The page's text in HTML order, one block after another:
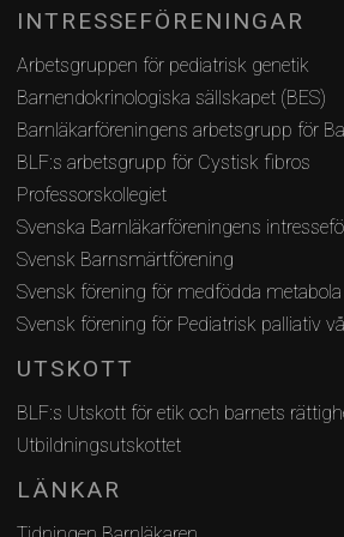
INTRESSEFÖRENINGAR
Arbetsgruppen för pediatrisk genetik
Barnendokrinologiska sällskapet (BES)
Barnläkarföreningens arbetsgrupp för
BLF:s arbetsgrupp för Cystisk fibros
Professorskollegiet
Svenska Barnläkarföreningens
Svensk Barnsmärtförening
Svensk förening för medfödda
Svensk förening för Pediatrisk palliativ
UTSKOTT
BLF:s Utskott för etik och barnets
Utbildningsutskottet
LÄNKAR